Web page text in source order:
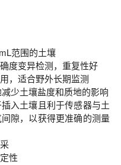
范围的土壤
度变异检测，重复性好
，适合野外长期监测
少土壤盐度和质地的影响
入土壤且利于传感器与土
隙，以获得更准确的测量
性